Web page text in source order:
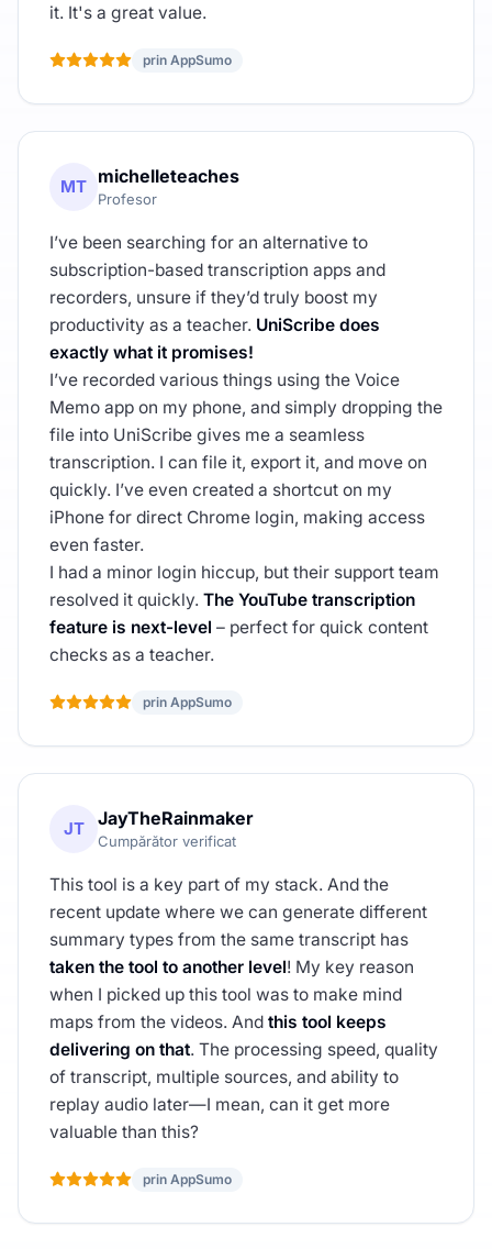
it. It's a great value.
prin AppSumo
MT michelleteaches
Profesor
I’ve been searching for an alternative to
subscription-based transcription apps and
recorders, unsure if they’d truly boost my
productivity as a teacher. UniScribe does
exactly what it promises!
I’ve recorded various things using the Voice
Memo app on my phone, and simply dropping the
file into UniScribe gives me a seamless
transcription. I can file it, export it, and move on
quickly. I’ve even created a shortcut on my
iPhone for direct Chrome login, making access
even faster.
I had a minor login hiccup, but their support team
resolved it quickly. The YouTube transcription
feature is next-level – perfect for quick content
checks as a teacher.
prin AppSumo
JT JayTheRainmaker
Cumpărător verificat
This tool is a key part of my stack. And the
recent update where we can generate different
summary types from the same transcript has
taken the tool to another level! My key reason
when I picked up this tool was to make mind
maps from the videos. And this tool keeps
delivering on that. The processing speed, quality
of transcript, multiple sources, and ability to
replay audio later—I mean, can it get more
valuable than this?
prin AppSumo